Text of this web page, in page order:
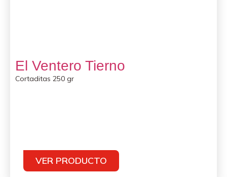
El Ventero Tierno
Cortaditas 250 gr
VER PRODUCTO